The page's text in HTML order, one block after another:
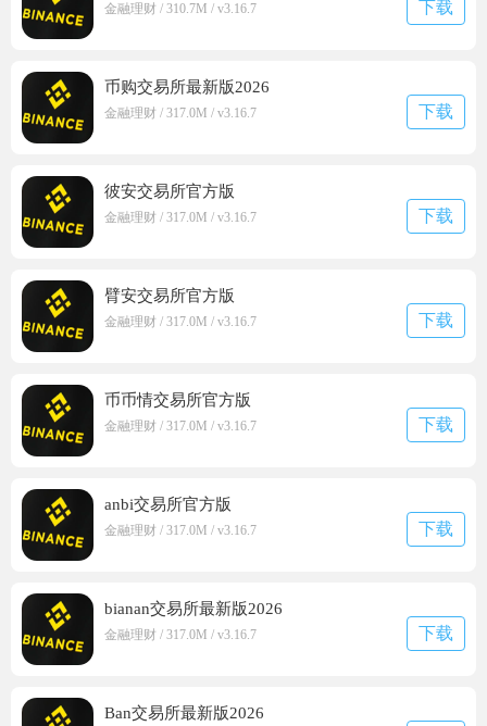
金融理财 / 310.7M / v3.16.7 下载
币购交易所最新版2026
金融理财 / 317.0M / v3.16.7 下载
彼安交易所官方版
金融理财 / 317.0M / v3.16.7 下载
臂安交易所官方版
金融理财 / 317.0M / v3.16.7 下载
币币情交易所官方版
金融理财 / 317.0M / v3.16.7 下载
anbi交易所官方版
金融理财 / 317.0M / v3.16.7 下载
bianan交易所最新版2026
金融理财 / 317.0M / v3.16.7 下载
Ban交易所最新版2026